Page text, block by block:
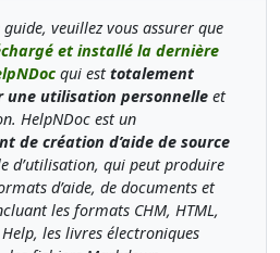
veuillez vous assurer que
et installé la dernière
qui esttotalement
utilisation personnelleet
HelpNDoc est un
de création d’aide de source
d’utilisation, qui peut produire
d’aide, de documents et
les formats CHM, HTML,
Help, les livres électroniques